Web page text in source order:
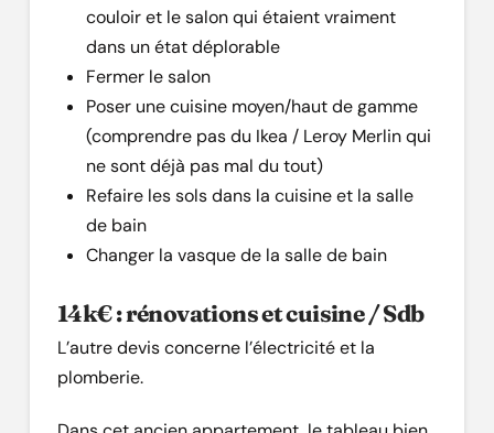
couloir et le salon qui étaient vraiment
dans un état déplorable
Fermer le salon
Poser une cuisine moyen/haut de gamme
(comprendre pas du Ikea / Leroy Merlin qui
ne sont déjà pas mal du tout)
Refaire les sols dans la cuisine et la salle
de bain
Changer la vasque de la salle de bain
14k€ : rénovations et cuisine / Sdb
L’autre devis concerne l’électricité et la
plomberie.